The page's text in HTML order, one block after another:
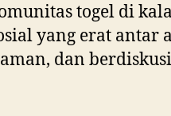
togel di
yang erat antar
dan